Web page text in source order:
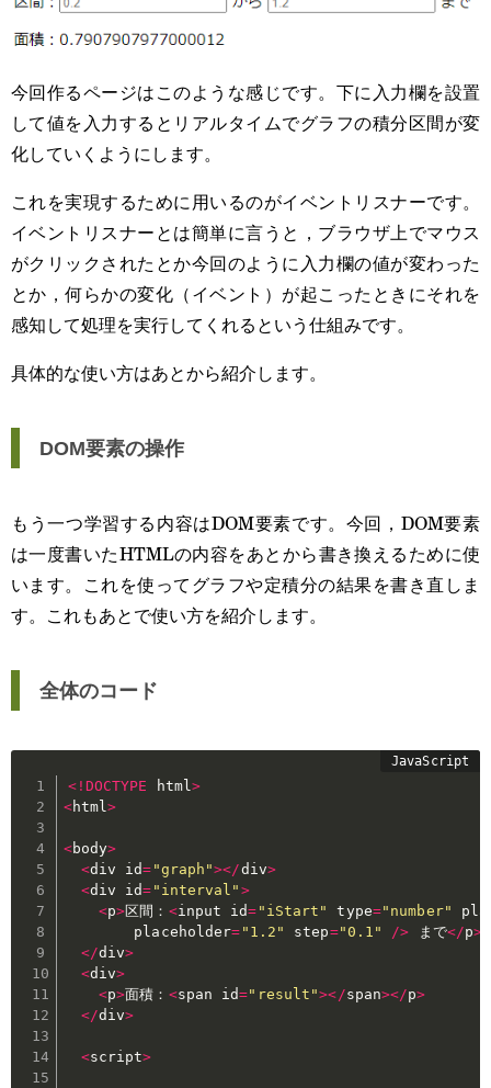
今回作るページはこのような感じです。下に入力欄を設置
して値を入力するとリアルタイムでグラフの積分区間が変
化していくようにします。
これを実現するために用いるのがイベントリスナーです。
イベントリスナーとは簡単に言うと，ブラウザ上でマウス
がクリックされたとか今回のように入力欄の値が変わった
とか，何らかの変化（イベント）が起こったときにそれを
感知して処理を実行してくれるという仕組みです。
具体的な使い方はあとから紹介します。
DOM要素の操作
もう一つ学習する内容はDOM要素です。今回，DOM要素
は一度書いたHTMLの内容をあとから書き換えるために使
います。これを使ってグラフや定積分の結果を書き直しま
す。これもあとで使い方を紹介します。
全体のコード
<! DOCTYPE html >
<html>
<body>
<div id= "graph"></div>
<div id= "interval" >
<p>区間： <input id= "iStart" type="number"
        placeholder
= "1.2" step="0.1" /> まで</p>
</div>
<div>
<p>面積： <span id="result">< /span></p>
</div>
<script>